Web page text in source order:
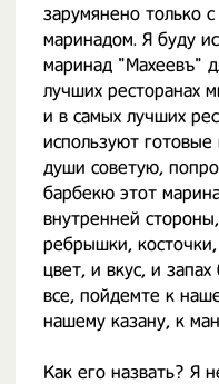
зарумянено только
маринадом. Я буду
маринад "Махеевъ"
лучших ресторанах
и в самых лучших
используют
души советую,
барбекю этот
внутренней
ребрышки,
цвет, и вкус, и
все, пойдемте к
нашему казану, к
Как его назвать? Я